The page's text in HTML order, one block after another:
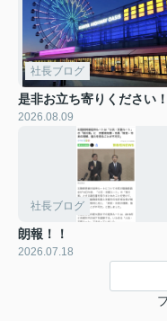
社長ブログ
是非お立ち寄りください！
2026.08.09
社長ブログ
朗報！！
2026.07.18